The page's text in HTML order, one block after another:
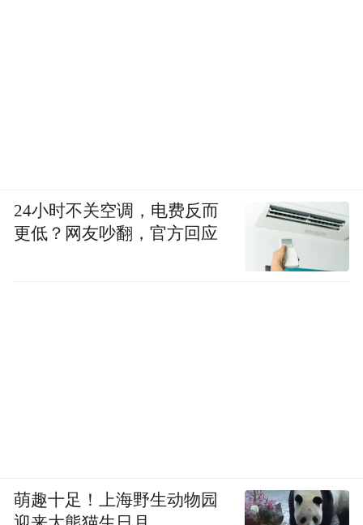
24小时不关空调，电费反而
更低？网友吵翻，官方回应
萌趣十足！上海野生动物园